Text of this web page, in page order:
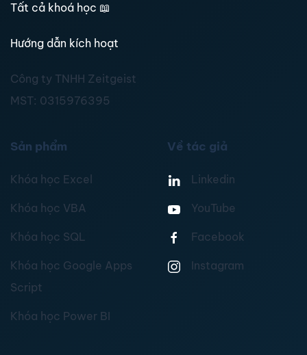
Tất cả khoá học 📖
Hướng dẫn kích hoạt
Công ty TNHH Zeitgeist
MST: 0315976395
Sản phẩm
Khóa học Excel
Khóa học VBA
Khóa học SQL
Khóa học Google Apps
Script
Khóa học Power BI
Về tác giả
Linkedin
YouTube
Facebook
Instagram